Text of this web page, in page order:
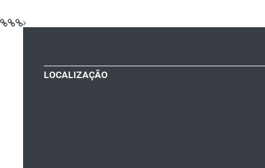
LOCALIZAÇÃO